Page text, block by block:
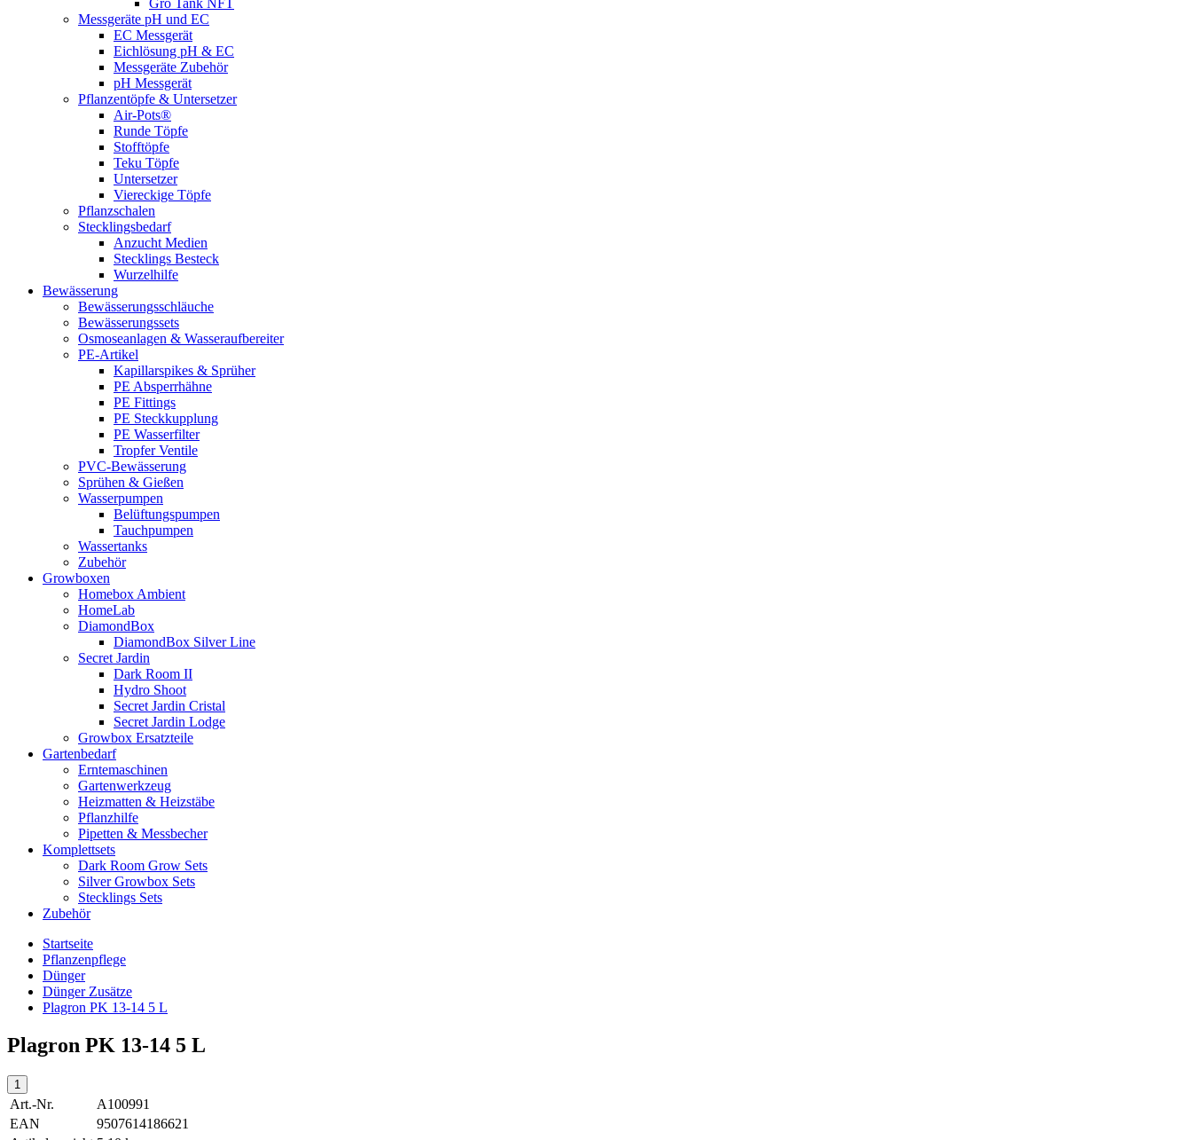
Gro Tank NFT
Messgeräte pH und EC
EC Messgerät
Eichlösung pH & EC
Messgeräte Zubehör
pH Messgerät
Pflanzentöpfe & Untersetzer
Air-Pots®
Runde Töpfe
Stofftöpfe
Teku Töpfe
Untersetzer
Viereckige Töpfe
Pflanzschalen
Stecklingsbedarf
Anzucht Medien
Stecklings Besteck
Wurzelhilfe
Bewässerung
Bewässerungsschläuche
Bewässerungssets
Osmoseanlagen & Wasseraufbereiter
PE-Artikel
Kapillarspikes & Sprüher
PE Absperrhähne
PE Fittings
PE Steckkupplung
PE Wasserfilter
Tropfer Ventile
PVC-Bewässerung
Sprühen & Gießen
Wasserpumpen
Belüftungspumpen
Tauchpumpen
Wassertanks
Zubehör
Growboxen
Homebox Ambient
HomeLab
DiamondBox
DiamondBox Silver Line
Secret Jardin
Dark Room II
Hydro Shoot
Secret Jardin Cristal
Secret Jardin Lodge
Growbox Ersatzteile
Gartenbedarf
Erntemaschinen
Gartenwerkzeug
Heizmatten & Heizstäbe
Pflanzhilfe
Pipetten & Messbecher
Komplettsets
Dark Room Grow Sets
Silver Growbox Sets
Stecklings Sets
Zubehör
Startseite
Pflanzenpflege
Dünger
Dünger Zusätze
Plagron PK 13-14 5 L
Plagron PK 13-14 5 L
Art.-Nr.
A100991
EAN
9507614186621